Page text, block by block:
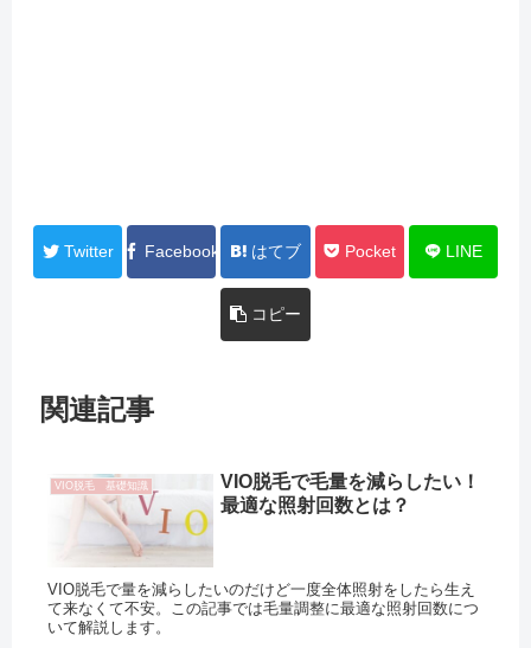
Twitter Facebook はてブ Pocket LINE
コピー
関連記事
VIO脱毛 基礎知識
VIO脱毛で毛量を減らしたい！
最適な照射回数とは？
VIO脱毛で量を減らしたいのだけど一度全体照射をしたら生え
て来なくて不安。この記事では毛量調整に最適な照射回数につ
いて解説します。